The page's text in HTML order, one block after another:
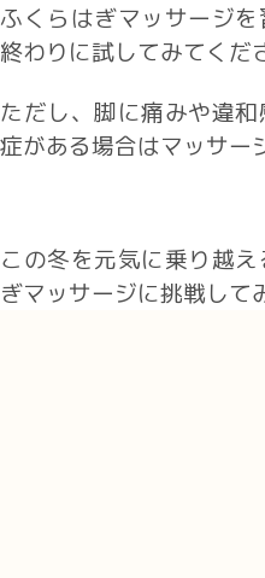
ふくらはぎマッサージ
終わりに試してみてくだ
ただし、脚に痛みや違
症がある場合はマッサー
この冬を元気に乗り越
ぎマッサージに挑戦して